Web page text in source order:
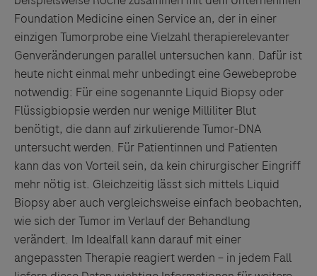
Foundation Medicine einen Service an, der in einer
einzigen Tumorprobe eine Vielzahl therapierelevanter
Genveränderungen parallel untersuchen kann. Dafür ist
heute nicht einmal mehr unbedingt eine Gewebeprobe
notwendig: Für eine sogenannte Liquid Biopsy oder
Flüssigbiopsie werden nur wenige Milliliter Blut
benötigt, die dann auf zirkulierende Tumor-DNA
untersucht werden. Für Patientinnen und Patienten
kann das von Vorteil sein, da kein chirurgischer Eingriff
mehr nötig ist. Gleichzeitig lässt sich mittels Liquid
Biopsy aber auch vergleichsweise einfach beobachten,
wie sich der Tumor im Verlauf der Behandlung
verändert. Im Idealfall kann darauf mit einer
angepassten Therapie reagiert werden – in jedem Fall